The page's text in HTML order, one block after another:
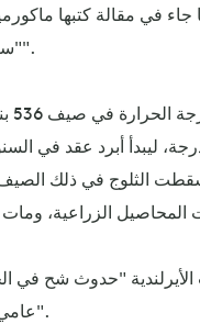
في مقالة كتبها
"ساينس العلوم".
الثلوج في ذلك
"حدوث شح في
عامي 536 و 539".